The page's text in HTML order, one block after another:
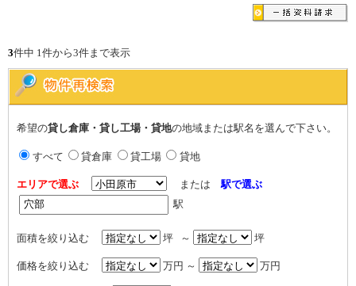
3件中 1件から3件まで表示
希望の貸し倉庫・貸し工場・貸地の地域または駅名を選んで下さい。
すべて 貸倉庫 貸工場 貸地
エリアで選ぶ または駅で選ぶ
駅
面積を絞り込む 坪 ～ 坪
価格を絞り込む 万円 ～ 万円